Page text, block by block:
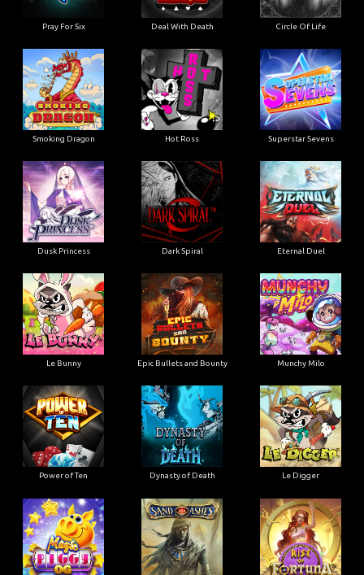
Pray For Six Deal With Death Circle Of Life
Smoking Dragon Hot Ross Superstar Sevens
Dusk Princess Dark Spiral Eternal Duel
Le Bunny Epic Bullets and Bounty Munchy Milo
Power of Ten Dynasty of Death Le Digger